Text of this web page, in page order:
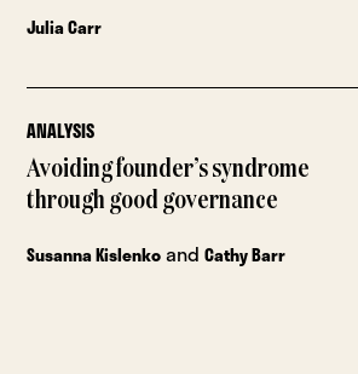
Julia Carr
ANALYSIS
Avoiding founder’s syndrome
through good governance
Susanna KislenkoandCathy Barr